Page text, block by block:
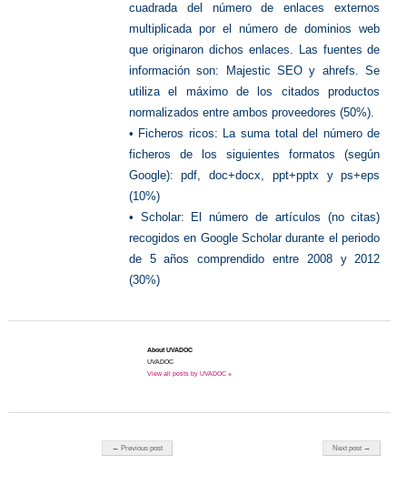
cuadrada del número de enlaces externos
multiplicada por el número de dominios web
que originaron dichos enlaces. Las fuentes de
información son: Majestic SEO y ahrefs. Se
utiliza el máximo de los citados productos
normalizados entre ambos proveedores (50%).
• Ficheros ricos: La suma total del número de
ficheros de los siguientes formatos (según
Google): pdf, doc+docx, ppt+pptx y ps+eps
(10%)
• Scholar: El número de artículos (no citas)
recogidos en Google Scholar durante el periodo
de 5 años comprendido entre 2008 y 2012
(30%)
About UVADOC
UVADOC
View all posts by UVADOC »
Post navigation
← Previous post Next post →